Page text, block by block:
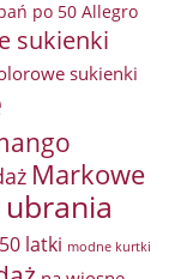
po 50 Allegro
sukienki
sukienki
Markowe
latki modne kurtki